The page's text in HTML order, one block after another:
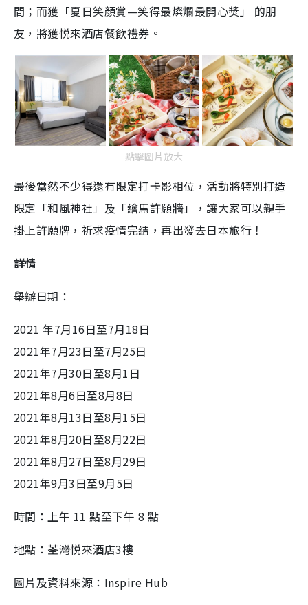
間；而獲「夏日笑顏賞—笑得最燦爛最開心獎」 的朋
友，將獲悦來酒店餐飲禮券。
點擊圖片放大
最後當然不少得還有限定打卡影相位，活動將特別打造
限定「和風神社」及「繪馬許願牆」，讓大家可以親手
掛上許願牌，祈求疫情完結，再出發去日本旅行！
詳情
舉辦日期：
2021年7月16日至7月18日
2021年7月23日至7月25日
2021年7月30日至8月1 日
2021年8月6日至8月8日
2021年8月13日至8月15日
2021年8月20日至8月22日
2021年8月27日至8月29日
2021年9月3日至9月5日
時間：上午 11點至下午 8 點
地點： 荃灣悦來酒店3樓
圖片及資料來源：Inspire Hub